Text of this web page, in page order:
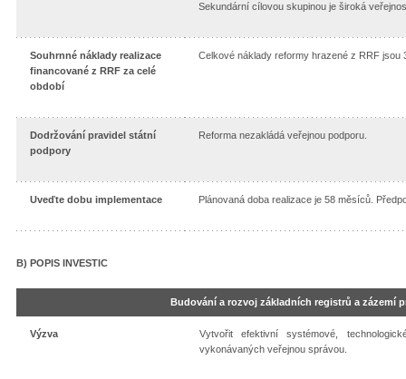
Sekundární cílovou skupinou je široká
Souhrnné náklady realizace
financované z RRF za celé
období
Celkové náklady reformy hrazené z RRF jsou
Dodržování pravidel státní
podpory
Reforma nezakládá veřejnou podporu.
Uveďte dobu implementace Plánovaná doba realizace je 58 měsíců.
B) POPIS INVESTIC
Budování a rozvoj základních registrů a zázemí
Výzva
Vytvořit efektivní systémové,
vykonávaných veřejnou správou.